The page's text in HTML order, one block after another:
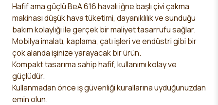
Hafif ama güçlüBeA 616havalı iğne başlı çivi çakma
makinası düşük hava tüketimi, dayanıklılık ve sunduğu
bakım kolaylığı ile gerçek bir maliyet tasarrufu sağlar.
Mobilya imalatı, kaplama, çatı işleri ve endüstrigibi bir
çok alanda işinize yarayacak bir ürün.
Kompakt tasarıma sahip hafif, kullanımı kolay ve
güçlüdür.
Kullanmadan önce iş güvenliği kurallarına uyduğunuzdan
emin olun.